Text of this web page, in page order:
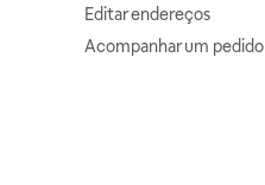
Editar endereços
Acompanhar um pedido